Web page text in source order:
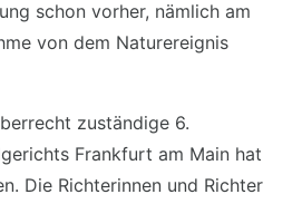
schon vorher, nämlich am
von dem Naturereignis
zuständige 6.
Frankfurt am Main hat
Die Richterinnen und Richter